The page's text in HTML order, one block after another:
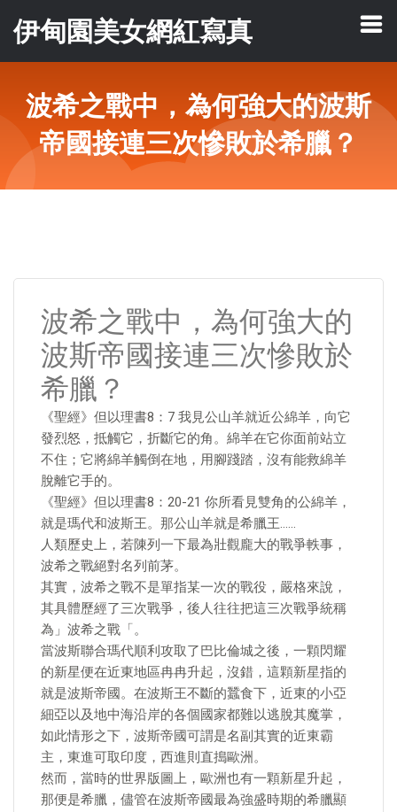
伊甸園美女網紅寫真
波希之戰中，為何強大的波斯
帝國接連三次慘敗於希臘？
波希之戰中，為何強大的
波斯帝國接連三次慘敗於
希臘？
《聖經》但以理書8：7 我見公山羊就近公綿羊，向它
發烈怒，抵觸它，折斷它的角。綿羊在它你面前站立
不住；它將綿羊觸倒在地，用腳踐踏，沒有能救綿羊
脫離它手的。
《聖經》但以理書8：20-21 你所看見雙角的公綿羊，
就是瑪代和波斯王。那公山羊就是希臘王……
人類歷史上，若陳列一下最為壯觀龐大的戰爭軼事，
波希之戰絕對名列前茅。
其實，波希之戰不是單指某一次的戰役，嚴格來說，
其具體歷經了三次戰爭，後人往往把這三次戰爭統稱
為」波希之戰「。
當波斯聯合瑪代順利攻取了巴比倫城之後，一顆閃耀
的新星便在近東地區冉冉升起，沒錯，這顆新星指的
就是波斯帝國。在波斯王不斷的蠶食下，近東的小亞
細亞以及地中海沿岸的各個國家都難以逃脫其魔掌，
如此情形之下，波斯帝國可謂是名副其實的近東霸
主，東進可取印度，西進則直搗歐洲。
然而，當時的世界版圖上，歐洲也有一顆新星升起，
那便是希臘，儘管在波斯帝國最為強盛時期的希臘顯